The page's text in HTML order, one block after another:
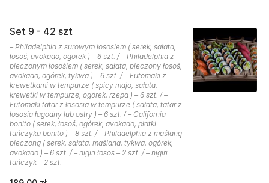
Set 9 - 42 szt
– Philadelphia z surowym łososiem ( serek, sałata,
łosoś, avokado, ogorek ) – 6 szt. / – Philadelphia z
pieczonym łosośiem ( serek, sałata, pieczony łosoś,
avokado, ogórek, tykwa ) – 6 szt. / – Futomaki z
krewetkami w tempurze ( spicy majo, sałata,
krewetki w tempurze, ogórek, rzepa ) – 6 szt. / –
Futomaki tatar z łososia w tempurze ( sałata, tatar z
łososia łagodny lub ostry ) – 6 szt. / – California
bonito ( serek, łosoś, ogórek, avokado, płatki
tuńczyka bonito ) – 8 szt. / – Philadelphia z maślaną
pieczoną ( serek, sałata, maślana, tykwa, ogórek,
avokado ) – 6 szt. / – nigiri łosos – 2 szt. / – nigiri
tuńczyk – 2 szt.